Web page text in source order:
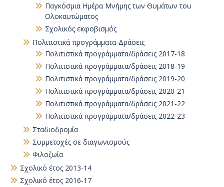
Παγκόσμια Ημέρα Μνήμης των Θυμάτων του
Ολοκαυτώματος
Σχολικός εκφοβισμός
Πολιτιστικά προγράμματα-Δράσεις
Πολιτιστικά προγράμματα/δράσεις 2017-18
Πολιτιστικά προγράμματα/δράσεις 2018-19
Πολιτιστικά προγράμματα/δράσεις 2019-20
Πολιτιστικά προγράμματα/δράσεις 2020-21
Πολιτιστικά προγράμματα/δράσεις 2021-22
Πολιτιστικά προγράμματα/δράσεις 2022-23
Σταδιοδρομία
Συμμετοχές σε διαγωνισμούς
Φιλοζωία
Σχολικό έτος 2013-14
Σχολικό έτος 2016-17